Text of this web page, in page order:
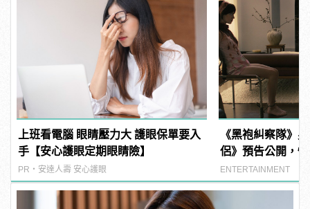
上班看電腦 眼睛壓力大 護眼保單要入
手【安心護眼定期眼睛險】
PR・安達人壽 安心護眼
《黑袍糾察隊》
侶》預告公開，
度大開
ENTERTAINMENT